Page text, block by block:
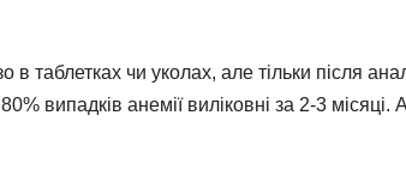
в таблетках чи уколах, але тільки після
випадків анемії виліковні за 2-3 місяці.